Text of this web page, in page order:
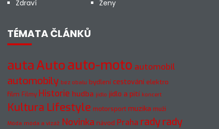
Zdraví
Ženy
TÉMATA ČLÁNKŮ
autaAutoauto-moto automobil
automobily bez obalu bydlení cestování elektro
film Filmy Historie hudba jídlo jídlo a pití koncert
Kultura Lifestyle motorsport muzika muži
Móda móda a vizáž Novinka návod Praha radyrady